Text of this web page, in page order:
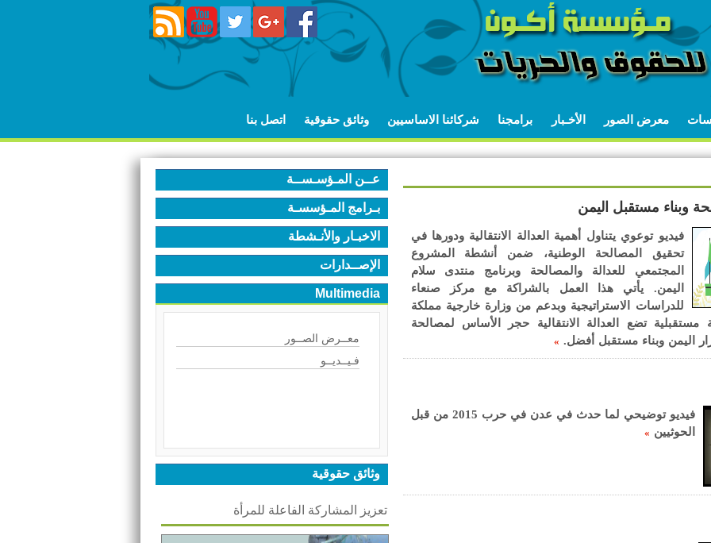
معرض الصور الأخـبار برامجنا شركائنا الاساسيين وثائق حقوقية اتصل بنا
عــن المـؤسـســة
بـرامج المـؤسسـة
الاخبـار والأنـشطة
الإصــدارات
Multimedia
معــرض الصــور
فـيــديــو
وثائق حقوقية
تعزيز المشاركة الفاعلة للمرأة
وبناء مستقبل اليمن
فيديو توعوي يتناول أهمية العدالة الانتقالية ودورها في
تحقيق المصالحة الوطنية، ضمن أنشطة المشروع
المجتمعي للعدالة والمصالحة وبرنامج منتدى سلام
اليمن. يأتي هذا العمل بالشراكة مع مركز صنعاء
للدراسات الاستراتيجية وبدعم من وزارة خارجية مملكة
مستقبلية تضع العدالة الانتقالية حجر الأساس لمصالحة
اليمن وبناء مستقبل أفضل. »
فيديو توضيحي لما حدث في عدن في حرب 2015 من قبل
الحوثيين »